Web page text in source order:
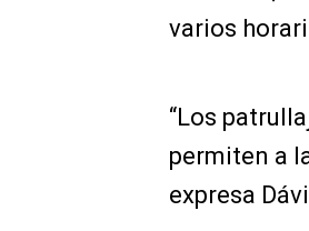
varios
“Los
permiten a
expresa